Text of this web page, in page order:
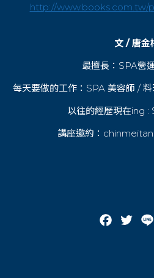
http://www.books.com.tw/
文 / 唐金
最擅長：SPA營
每天要做的工作：SPA 美容師 /
以往的經歷現在ing :
講座邀約：